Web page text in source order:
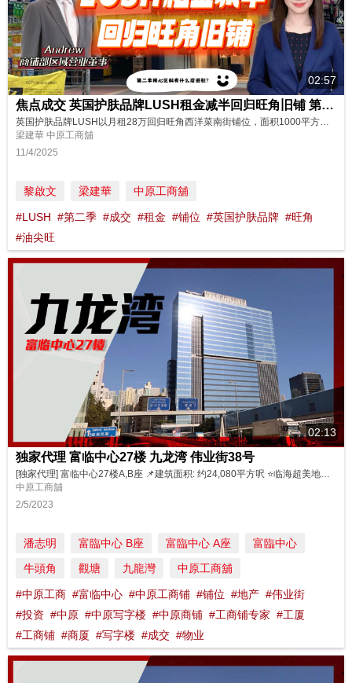
02:57
焦点成交 英国护肤品牌LUSH租金减半回归旺角旧铺 第二季核心区铺位会有什么进驻?
英国护肤品牌LUSH以月租28万回归旺角西洋菜南街铺位，面积1000平方尺，阁楼750平方尺。LUSH曾租用此铺，租金较2019年大幅下降一半。旺角核心区铺位租赁持续升温，预计第二季会有有哪类型店铺入驻呢? 立即看片!记得订阅、赞好及分享！ 嘉宾: 中原工商铺商铺部区域营业董事Andrew 主持: Yan
梁建華 中原工商舖
11/4/2025
黎啟文 梁建華 中原工商舖
#LUSH #第二季 #成交 #租金 #铺位 #英国护肤品牌 #旺角
#油尖旺
02:13
独家代理 富临中心27楼 九龙湾 伟业街38号
[独家代理] 富临中心27楼A,B座 📌建筑面积: 约24,080平方呎 ⭐️临海超美地段 ⭐️特高楼底 ⭐️大厦采用落地玻璃 ⭐️拥空中平台特色单位 ⭐️交通方便，四通八达 💰独家: 可分开A，B座独立出售 物业详情: A座 https://bit.ly/3L9dYMB B座 https://bit.ly/3AAKa6x 立即联络： Louise Ho ...
中原工商舖
2/5/2023
潘志明 富臨中心 B座 富臨中心 A座
富臨中心
牛頭角
觀塘 九龍灣 中原工商舖
#中原工商 #富临中心 #中原工商铺 #铺位 #地产 #伟业街
#投资 #中原 #中原写字楼 #中原商铺 #工商铺专家 #工厦
#工商铺 #商厦 #写字楼 #成交 #物业